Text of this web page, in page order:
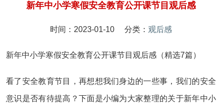
新年中小学寒假安全教育公开课节目观后感
时间：2023-01-10 分类： 观后感
新年中小学寒假安全教育公开课节目观后感（精选7篇）
看了安全教育节目，再想想我们身边的一些事，我们的安全
意识是否有待提高？下面是小编为大家整理的关于新年中小